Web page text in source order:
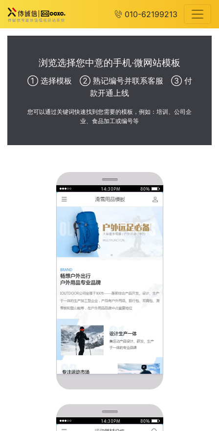
010-62199213
浏览选择您中意的手机·微网站模板
① 选择模板 ② 熟记编号并联系客服 ③ 付
款开通上线
您可以通过关键词快速找到您需要的模板，例如：培训、公司企
业、食品加工或编号等